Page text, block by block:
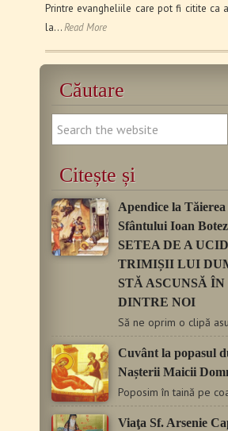
Printre evangheliile care pot fi citite ca
la…Read More
Căutare
Citește și
Apendice la
Sfântului Ioan
SETEA DE A
TRIMIȘII LUI
STĂ ASCUNSĂ
DINTRE NOI
Cuvânt la popasul
Nașterii Maicii
Viaţa Sf. Arsenie